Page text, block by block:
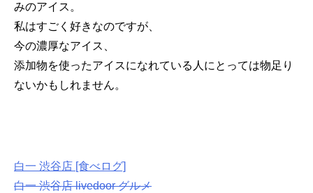
みのアイス。
私はすごく好きなのですが、
今の濃厚なアイス、
添加物を使ったアイスになれている人にとっては物足り
ないかもしれません。
白一 渋谷店 [食べログ]
白一 渋谷店 livedoor グルメ